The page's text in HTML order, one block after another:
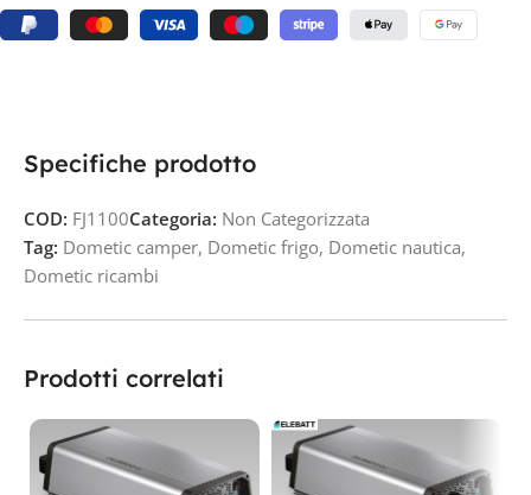
Specifiche prodotto
COD: FJ1100Categoria: Non Categorizzata
Tag: Dometic camper, Dometic frigo, Dometic nautica,
Dometic ricambi
Prodotti correlati